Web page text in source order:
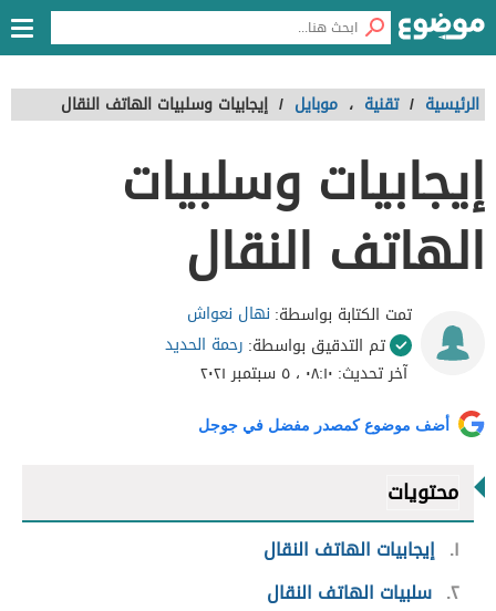
الرئيسية / تقنية ، موبايل / إيجابيات وسلبيات الهاتف النقال
إيجابيات وسلبيات
الهاتف النقال
تمت الكتابة بواسطة: نهال نعواش
تم التدقيق بواسطة: رحمة الحديد
آخر تحديث: ٠٨:١٠ ، ٥ سبتمبر ٢٠٢١
أضف موضوع كمصدر مفضل في جوجل
محتويات
١ إيجابيات الهاتف النقال
٢ سلبيات الهاتف النقال